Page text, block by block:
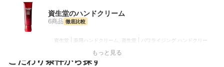
資生堂のハンドクリーム
6商品 徹底比較
資生堂 | 薬用ハンドクリーム, 資生堂 | パワライジング ハンドクリー
ドクリームUR＜L＞ , 資生堂 | 薬用ハンドクリーム エンリッチ
もっと見る
こだわり条件から探す